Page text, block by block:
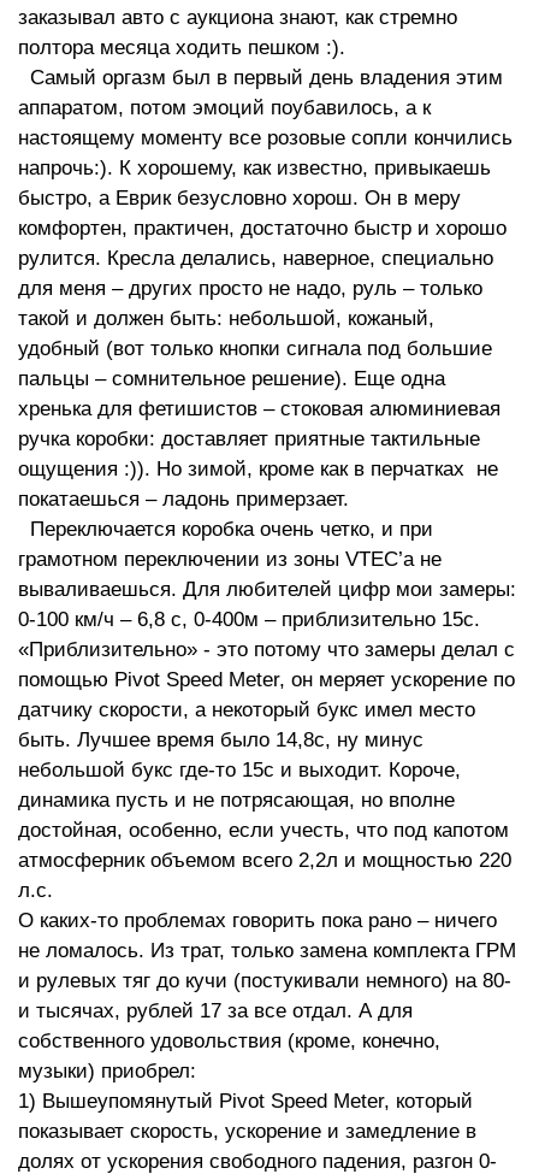
заказывал авто с аукциона знают, как стремно
полтора месяца ходить пешком :).
Самый оргазм был в первый день владения этим
аппаратом, потом эмоций поубавилось, а к
настоящему моменту все розовые сопли кончились
напрочь:). К хорошему, как известно, привыкаешь
быстро, а Еврик безусловно хорош. Он в меру
комфортен, практичен, достаточно быстр и хорошо
рулится. Кресла делались, наверное, специально
для меня – других просто не надо, руль – только
такой и должен быть: небольшой, кожаный,
удобный (вот только кнопки сигнала под большие
пальцы – сомнительное решение). Еще одна
хренька для фетишистов – стоковая алюминиевая
ручка коробки: доставляет приятные тактильные
ощущения :)). Но зимой, кроме как в перчатках не
покатаешься – ладонь примерзает.
Переключается коробка очень четко, и при
грамотном переключении из зоны VTEC’а не
вываливаешься. Для любителей цифр мои замеры:
0-100 км/ч – 6,8 с, 0-400м – приблизительно 15с.
«Приблизительно» - это потому что замеры делал с
помощью Pivot Speed Meter, он меряет ускорение по
датчику скорости, а некоторый букс имел место
быть. Лучшее время было 14,8с, ну минус
небольшой букс где-то 15с и выходит. Короче,
динамика пусть и не потрясающая, но вполне
достойная, особенно, если учесть, что под капотом
атмосферник объемом всего 2,2л и мощностью 220
л.с.
О каких-то проблемах говорить пока рано – ничего
не ломалось. Из трат, только замена комплекта ГРМ
и рулевых тяг до кучи (постукивали немного) на 80-
и тысячах, рублей 17 за все отдал. А для
собственного удовольствия (кроме, конечно,
музыки) приобрел:
1) Вышеупомянутый Pivot Speed Meter, который
показывает скорость, ускорение и замедление в
долях от ускорения свободного падения, разгон 0-